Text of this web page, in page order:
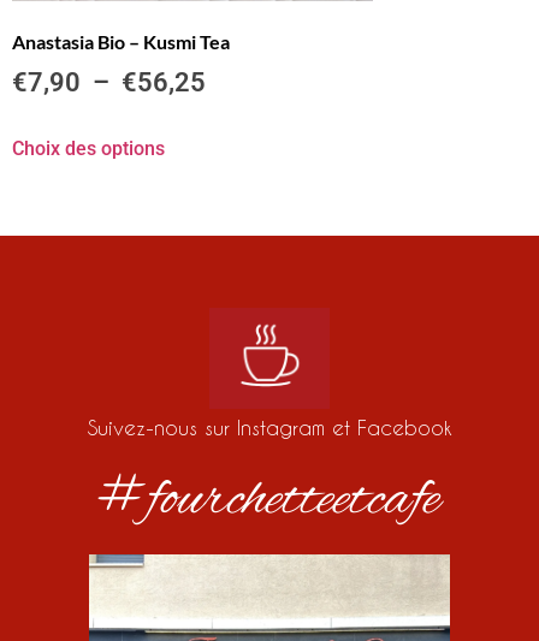
Anastasia Bio – Kusmi Tea
€7,90 – €56,25
Choix des options
Suivez-nous sur Instagram et Facebook
#fourchetteetcafe